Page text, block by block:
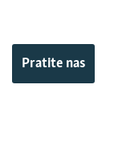
Pratite nas